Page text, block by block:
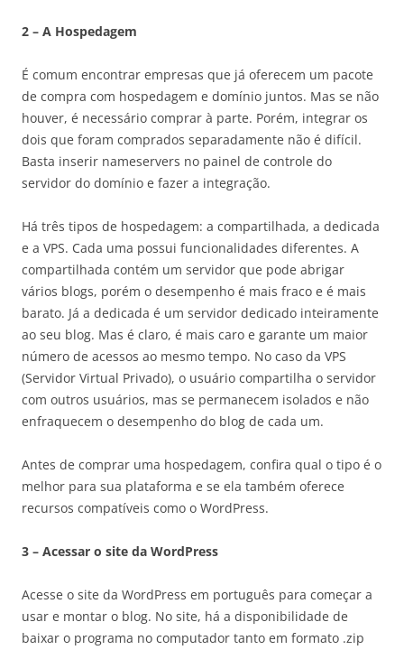
2 – A Hospedagem
É comum encontrar empresas que já oferecem um pacote
de compra com hospedagem e domínio juntos. Mas se não
houver, é necessário comprar à parte. Porém, integrar os
dois que foram comprados separadamente não é difícil.
Basta inserir nameservers no painel de controle do
servidor do domínio e fazer a integração.
Há três tipos de hospedagem: a compartilhada, a dedicada
e a VPS. Cada uma possui funcionalidades diferentes. A
compartilhada contém um servidor que pode abrigar
vários blogs, porém o desempenho é mais fraco e é mais
barato. Já a dedicada é um servidor dedicado inteiramente
ao seu blog. Mas é claro, é mais caro e garante um maior
número de acessos ao mesmo tempo. No caso da VPS
(Servidor Virtual Privado), o usuário compartilha o servidor
com outros usuários, mas se permanecem isolados e não
enfraquecem o desempenho do blog de cada um.
Antes de comprar uma hospedagem, confira qual o tipo é o
melhor para sua plataforma e se ela também oferece
recursos compatíveis como o WordPress.
3 – Acessar o site da WordPress
Acesse o site da WordPress em português para começar a
usar e montar o blog. No site, há a disponibilidade de
baixar o programa no computador tanto em formato .zip